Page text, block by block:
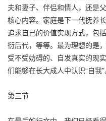
夫和妻子、伴侣和情人，还是
核心内容。家庭是下一代抚养
追求自己的价值实现方式，包
衍后代，等等。最为理想的是
受不受妨碍的、自发真实的现
们能够在长大成人中认识“自我”
第三节